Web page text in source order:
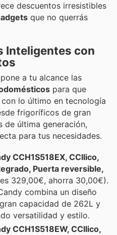
descuentos irresistibles
que no querrás
Inteligentes con
a tu alcance las
para que
lo último en tecnología
frigoríficos de gran
de última generación,
para tus necesidades.
CCH1S518EX, CCllico,
Puerta reversible,
329,00€, ahorra 30,00€).
combina un diseño
capacidad de 262L y
versatilidad y estilo.
CCH1S518EW, CCllico,